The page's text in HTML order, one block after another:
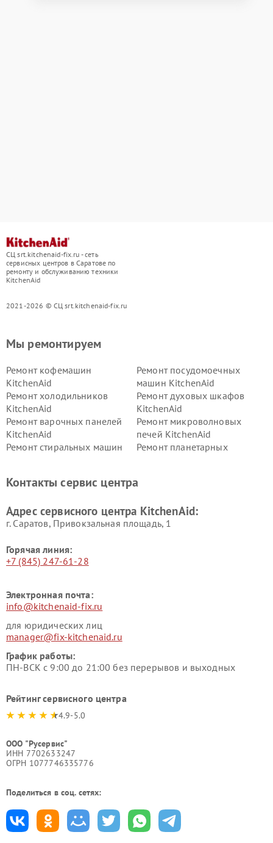
СЦ srt.kitchenaid-fix.ru - сеть
сервисных центров в Саратове по
ремонту и обслуживанию техники
KitchenAid
2021-2026 © СЦ srt.kitchenaid-fix.ru
Мы ремонтируем
Ремонт кофемашин
KitchenAid
Ремонт посудомоечных
машин KitchenAid
Ремонт холодильников
KitchenAid
Ремонт духовых шкафов
KitchenAid
Ремонт варочных панелей
KitchenAid
Ремонт микроволновых
печей KitchenAid
Ремонт стиральных машин
Ремонт планетарных
Контакты сервис центра
Адрес сервисного центра KitchenAid:
г. Саратов, Привокзальная площадь, 1
Горячая линия:
+7 (845) 247-61-28
Электронная почта:
info@kitchenaid-fix.ru
для юридических лиц
manager@fix-kitchenaid.ru
График работы:
ПН-ВСК с 9:00 до 21:00 без перерывов и выходных
Рейтинг сервисного центра
4.9-5.0
ООО "Русервис"
ИНН 7702633247
ОГРН 1077746335776
Поделиться в соц. сетях: